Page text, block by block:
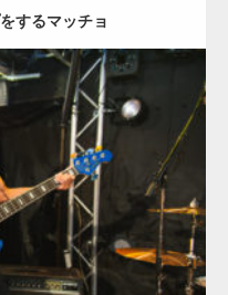
するマッチョ
人 AKIHITO(細マッチョ) 大
天神 (福岡)